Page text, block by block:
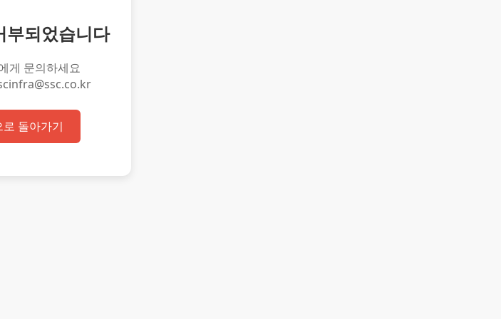
부되었습니다
게 문의하세요
로 돌아가기